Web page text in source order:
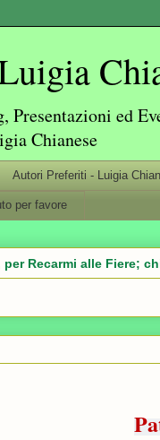
Presentazioni ed
Chianese
Autori Preferiti - Luigia
per favore
Recarmi alle Fiere;